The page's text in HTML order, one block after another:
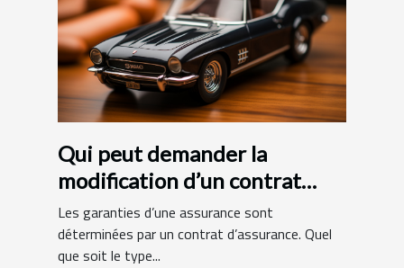
Qui peut demander la
modification d’un contrat
d’assurance ?
Les garanties d’une assurance sont
déterminées par un contrat d’assurance. Quel
que soit le type...